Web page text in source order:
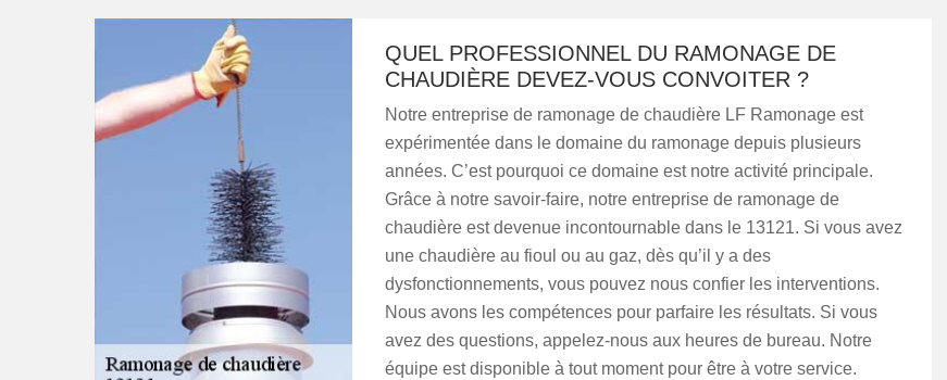
QUEL PROFESSIONNEL DU RAMONAGE DE
CHAUDIÈRE DEVEZ-VOUS CONVOITER ?
Notre entreprise de ramonage de chaudière LF Ramonage est
expérimentée dans le domaine du ramonage depuis plusieurs
années. C’est pourquoi ce domaine est notre activité principale.
Grâce à notre savoir-faire, notre entreprise de ramonage de
chaudière est devenue incontournable dans le 13121. Si vous avez
une chaudière au fioul ou au gaz, dès qu’il y a des
dysfonctionnements, vous pouvez nous confier les interventions.
Nous avons les compétences pour parfaire les résultats. Si vous
avez des questions, appelez-nous aux heures de bureau. Notre
équipe est disponible à tout moment pour être à votre service.